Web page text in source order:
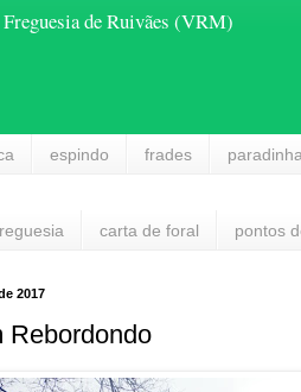
de Ruivães (VRM)
espindo frades
carta de foral pontos
2017
Rebordondo